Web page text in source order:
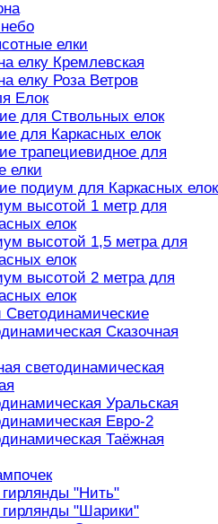
елки
елку Кремлевская
елку Роза Ветров
Елок
для Ствольных елок
для Каркасных елок
трапециевидное для
елки
подиум для Каркасных елок
высотой 1 метр для
елок
высотой 1,5 метра для
елок
высотой 2 метра для
елок
Светодинамические
Сказочная
светодинамическая
Уральская
Евро-2
Таёжная
"Нить"
"Шарики"